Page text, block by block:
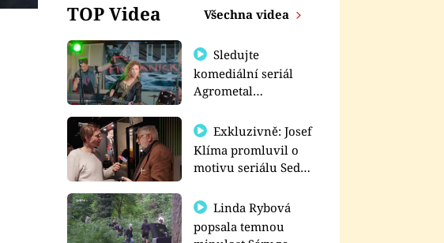
TOP Videa Všechna videa
Sledujte
komediální seriál
Agrometal
prima+
Exkluzivně: Josef
Klíma promluvil o
motivu seriálu Sedm
Linda Rybová
popsala temnou